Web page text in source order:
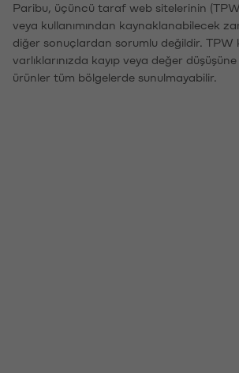
Paribu, üçüncü taraf web sitelerinin
veya kullanımından kaynaklanabilecek
diğer sonuçlardan sorumlu değildir. TPW
varlıklarınızda kayıp veya değer
ürünler tüm bölgelerde sunulmayabilir.